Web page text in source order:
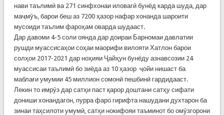
нави таълимӣ ва 271 синфхонаи иловагӣ бунёд карда шуда, дар
маҷмӯъ, барои беш аз 7200 ҳазор нафар хонанда шароити
мусоиди таълим фароҳам оварда шудааст.
Дар давоми 4-5 соли оянда дар доираи Барномаи давлатии
рушди муассисаҳои соҳаи маорифи вилояти Хатлон барои
солҳои 2017-2021 дар ноҳияи Ҷайҳун бунёду азнавсозии 24
муассисаи таълимӣ бо зиёда аз 10 ҳазор ҷойи нишаст ба
маблағи умумии 45 миллион сомонӣ пешбинӣ гардидааст.
Лекин то имрӯз дар сатҳи паст қарор доштани сатҳу сифати
дониши хонандагон, пурра фаро гирифта нашудани духтарон ба
зинаи таҳсилоти умумӣ, сатҳи нокифояи таъминот бо омӯзгорони